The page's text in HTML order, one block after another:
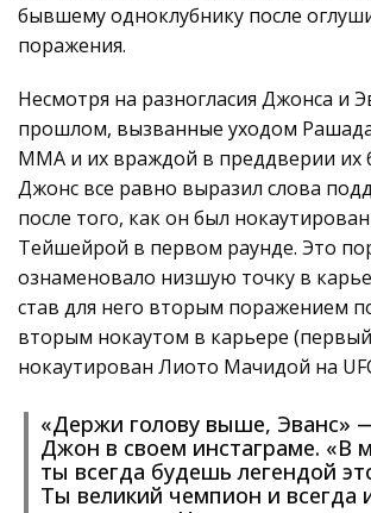
бывшему одноклубнику после
поражения.
Несмотря на разногласия Джонса и
прошлом, вызванные уходом Рашада
MMA и их враждой в преддверии их
Джонс все равно выразил слова
после того, как он был
Тейшейрой в первом раунде. Это
ознаменовало низшую точку в
став для него вторым поражением
вторым нокаутом в карьере
нокаутирован Лиото Мачидой на
«Держи голову выше, Эванс»
Джон в своем инстаграме. «В
ты всегда будешь легендой
Ты великий чемпион и всегда